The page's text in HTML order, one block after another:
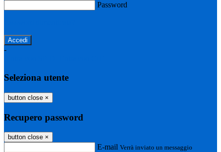
Password
-
Seleziona utente
button close ×
Recupero password
button close ×
E-mail Verrà inviato un messaggio